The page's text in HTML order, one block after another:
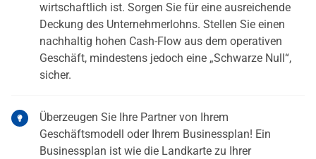
wirtschaftlich ist. Sorgen Sie für eine ausreichende
Deckung des Unternehmerlohns. Stellen Sie einen
nachhaltig hohen Cash-Flow aus dem operativen
Geschäft, mindestens jedoch eine „Schwarze Null“,
sicher.
Überzeugen Sie Ihre Partner von Ihrem
Geschäftsmodell oder Ihrem Businessplan! Ein
Businessplan ist wie die Landkarte zu Ihrer